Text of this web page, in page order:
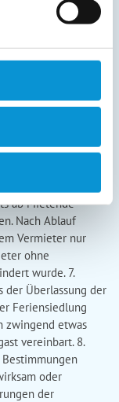
Vermieter
Der Vermieter
Mängel in einer
dem Vermieter
Dem
der
ab Mietende
Nach Ablauf
Vermieter nur
ohne
wurde. 7.
der Überlassung der
Feriensiedlung
zwingend etwas
vereinbart. 8.
oder
der